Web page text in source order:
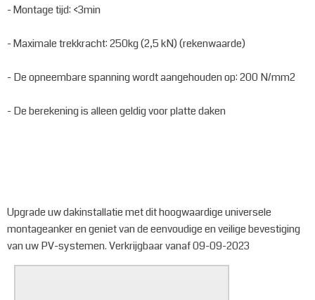
- Montage tijd: <3min
- Maximale trekkracht: 250kg (2,5 kN) (rekenwaarde)
- De opneembare spanning wordt aangehouden op: 200 N/mm2
- De berekening is alleen geldig voor platte daken
Upgrade uw dakinstallatie met dit hoogwaardige universele
montageanker en geniet van de eenvoudige en veilige bevestiging
van uw PV-systemen. Verkrijgbaar vanaf 09-09-2023